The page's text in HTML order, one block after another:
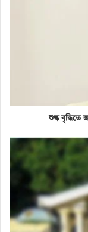
শুল্ক